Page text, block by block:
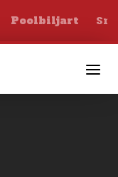
Poolbiljart